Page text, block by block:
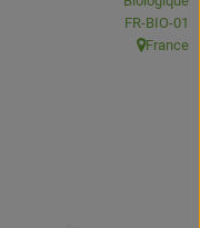
, Autorité
FR-BIO-01
, Origine:
France